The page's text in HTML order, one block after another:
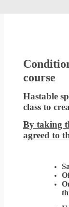
course
Hastable
class to
By taking
agreed to